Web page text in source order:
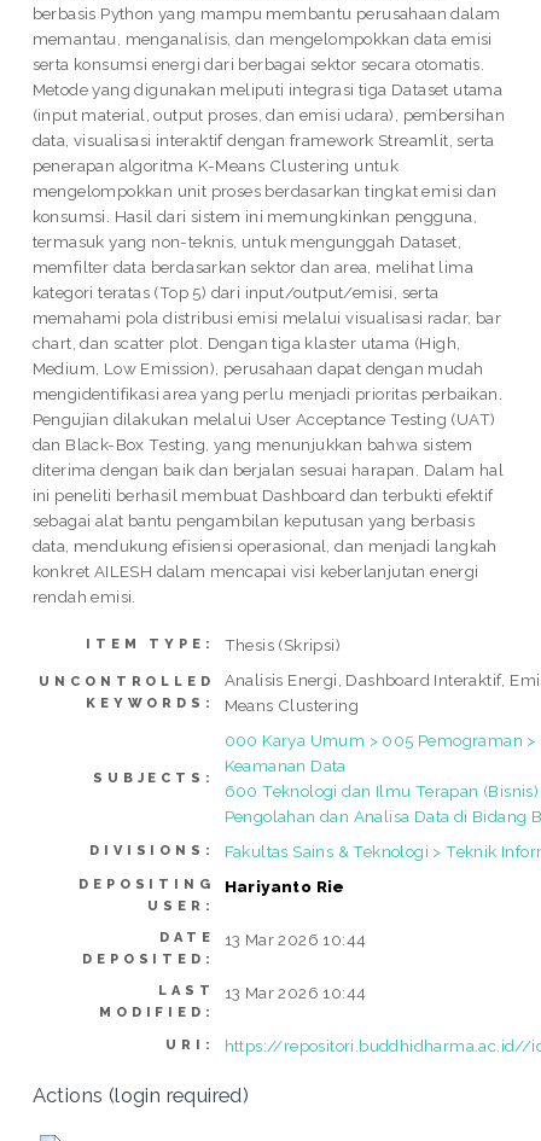
berbasis Python yang mampu membantu perusahaan dalam
memantau, menganalisis, dan mengelompokkan data emisi
serta konsumsi energi dari berbagai sektor secara otomatis.
Metode yang digunakan meliputi integrasi tiga Dataset utama
(input material, output proses, dan emisi udara), pembersihan
data, visualisasi interaktif dengan framework Streamlit, serta
penerapan algoritma K-Means Clustering untuk
mengelompokkan unit proses berdasarkan tingkat emisi dan
konsumsi. Hasil dari sistem ini memungkinkan pengguna,
termasuk yang non-teknis, untuk mengunggah Dataset,
memfilter data berdasarkan sektor dan area, melihat lima
kategori teratas (Top 5) dari input/output/emisi, serta
memahami pola distribusi emisi melalui visualisasi radar, bar
chart, dan scatter plot. Dengan tiga klaster utama (High,
Medium, Low Emission), perusahaan dapat dengan mudah
mengidentifikasi area yang perlu menjadi prioritas perbaikan.
Pengujian dilakukan melalui User Acceptance Testing (UAT)
dan Black-Box Testing, yang menunjukkan bahwa sistem
diterima dengan baik dan berjalan sesuai harapan. Dalam hal
ini peneliti berhasil membuat Dashboard dan terbukti efektif
sebagai alat bantu pengambilan keputusan yang berbasis
data, mendukung efisiensi operasional, dan menjadi langkah
konkret AILESH dalam mencapai visi keberlanjutan energi
rendah emisi.
ITEM TYPE: Thesis (Skripsi)
UNCONTROLLED
KEYWORDS:
Analisis Energi, Dashboard Interaktif,
Means Clustering
SUBJECTS:
000 Karya Umum > 005 Pemograman
Keamanan Data
600 Teknologi dan Ilmu Terapan
Pengolahan dan Analisa Data di Bidang
DIVISIONS: Fakultas Sains & Teknologi > Teknik
DEPOSITING
USER:
Hariyanto Rie
DATE
DEPOSITED:
13 Mar 2026 10:44
LAST
MODIFIED:
13 Mar 2026 10:44
URI: https://
Actions (login required)